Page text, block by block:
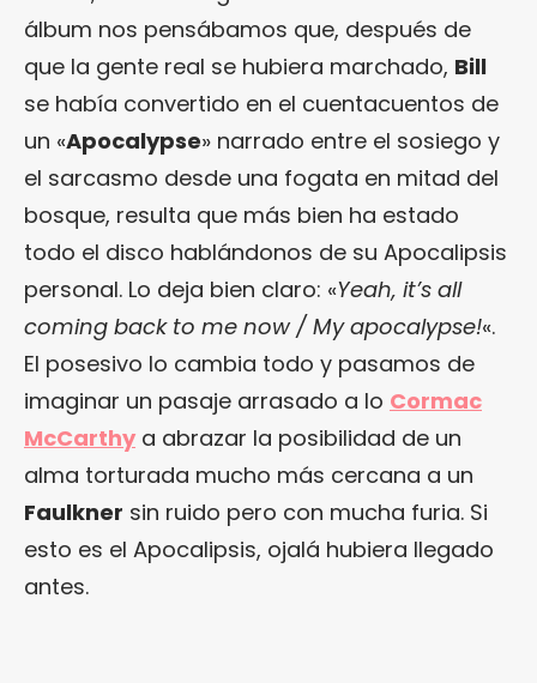
álbum nos pensábamos que, después de
que la gente real se hubiera marchado, Bill
se había convertido en el cuentacuentos de
un «Apocalypse» narrado entre el sosiego y
el sarcasmo desde una fogata en mitad del
bosque, resulta que más bien ha estado
todo el disco hablándonos de su Apocalipsis
personal. Lo deja bien claro: «Yeah, it’s all
coming back to me now / My apocalypse!«.
El posesivo lo cambia todo y pasamos de
imaginar un pasaje arrasado a lo Cormac
McCarthy a abrazar la posibilidad de un
alma torturada mucho más cercana a un
Faulkner sin ruido pero con mucha furia. Si
esto es el Apocalipsis, ojalá hubiera llegado
antes.